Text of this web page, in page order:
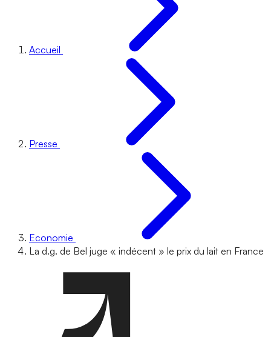
Accueil
Presse
Economie
La d.g. de Bel juge « indécent » le prix du lait en France